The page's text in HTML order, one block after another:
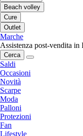
Beach volley
Cure
Outlet
Marche
Assistenza post-vendita in
Cerca
Saldi
Occasioni
Novità
Scarpe
Moda
Palloni
Protezioni
Fan
Lifestyle